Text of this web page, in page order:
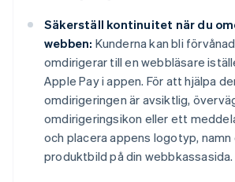
Säkerställ kontinuitet när du
webben: Kunderna kan bli
omdirigerar till en webbläsare
Apple Pay i appen. För att hjälpa
omdirigeringen är avsiktlig,
omdirigeringsikon eller ett
och placera appens logotyp, namn
produktbild på din webbkassasida.